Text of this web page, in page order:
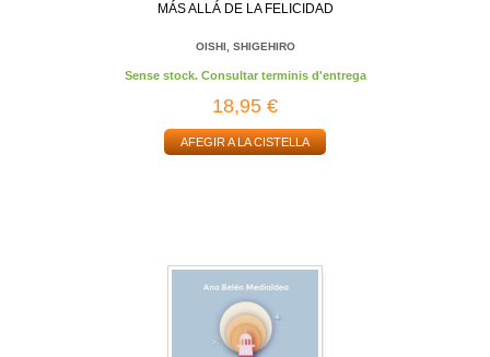
MÁS ALLÁ DE LA FELICIDAD
OISHI, SHIGEHIRO
Sense stock. Consultar terminis d'entrega
18,95 €
AFEGIR A LA CISTELLA